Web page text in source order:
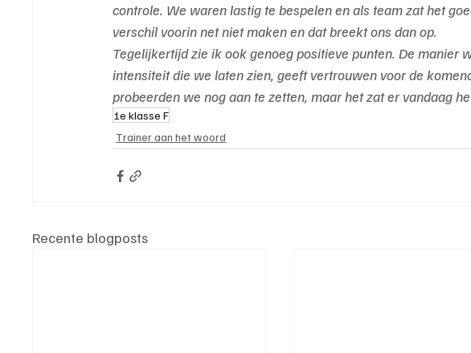
controle. We waren lastig te bespelen en als team zat het
verschil voorin net niet maken en dat breekt ons dan op.
Tegelijkertijd zie ik ook genoeg positieve punten. De manier
intensiteit die we laten zien, geeft vertrouwen voor de
probeerden we nog aan te zetten, maar het zat er vandaag
1e klasse F
Trainer aan het woord
Recente blogposts